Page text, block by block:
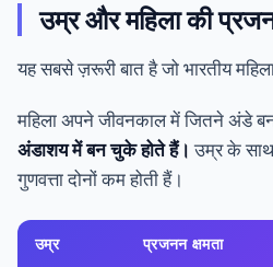
उम्र और महिला की
यह सबसे ज़रूरी बात है जो भारतीय
महिला अपने जीवनकाल में जितने अंडे
अंडाशय में बन चुके होते हैं। उम्र के
गुणवत्ता दोनों कम होती हैं।
उम्र प्रजनन क्षमता